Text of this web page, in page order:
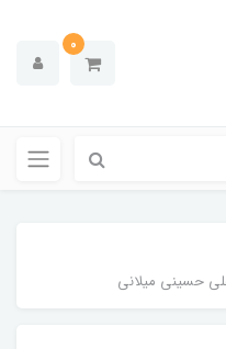
0
حسینی میلانی